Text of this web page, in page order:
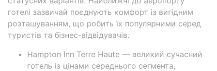
готелі зазвичай поєднують комфорт із вигідним
розташуванням, що робить їх популярними серед
туристів та бізнес-відвідувачів.
Hampton Inn Terre Haute — великий сучасний
готель із цінами середнього сегмента,